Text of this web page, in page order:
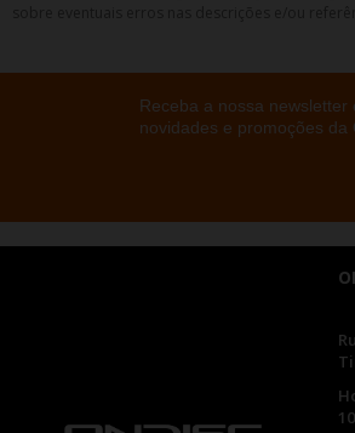
Receba a nossa newsletter
novidades e promoções da